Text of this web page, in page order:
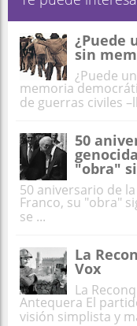
¿Puede
sin
¿Puede
memoria
de guerras civiles
50
"obra"
50 aniversario de
Franco, su "obra"
se ...
La
Vox
La
Antequera El
visión simplista y